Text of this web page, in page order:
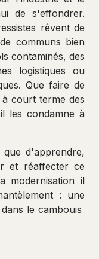
de s'effondrer.
rêvent de
communs bien
contaminés, des
logistiques ou
Que faire de
court terme des
les condamne à
d'apprendre,
et réaffecter ce
modernisation il
: une
le cambouis